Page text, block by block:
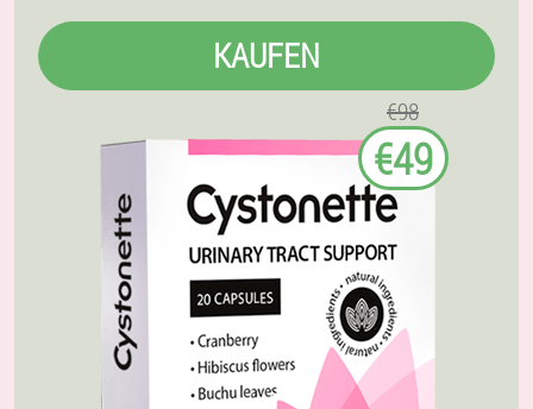
KAUFEN
€98
€49